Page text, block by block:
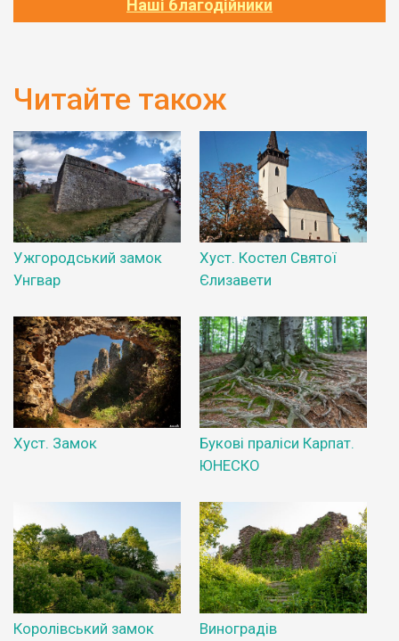
Наші благодійники
Читайте також
Ужгородський замок
Унгвар
Хуст. Костел Святої
Єлизавети
Хуст. Замок
Букові праліси Карпат.
ЮНЕСКО
Королівський замок
Виноградів